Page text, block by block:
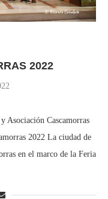
2022
Asociación Cascamorras
2022 La ciudad de
en el marco de la Feria